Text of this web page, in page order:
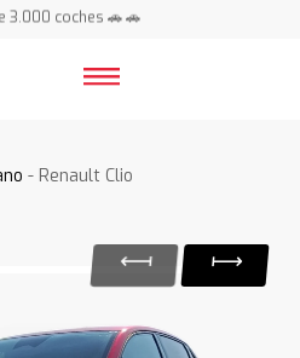
3.000 coches 🚗 🚗
- Renault Clio